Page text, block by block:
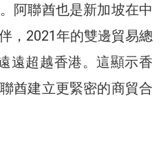
阿聯酋也是新加坡在中
，2021年的雙邊貿易總
遠超越香港。這顯示香
酋建立更緊密的商貿合